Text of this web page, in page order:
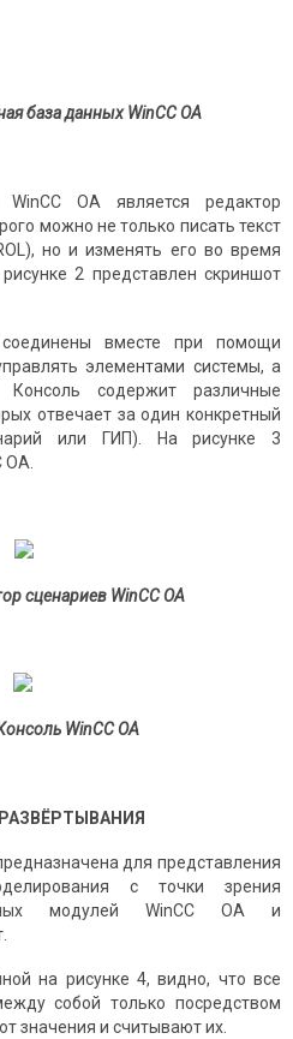
база данных WinCC OA
OA является редактор
можно не только писать текст
но и изменять его во время
2 представлен скриншот
вместе при помощи
элементами системы, а
содержит различные
отвечает за один конкретный
или ГИП). На рисунке 3
сценариев WinCC OA
WinCC OA
для представления
с точки зрения
модулей WinCC OA и
на рисунке 4, видно, что все
собой только посредством
значения и считывают их.